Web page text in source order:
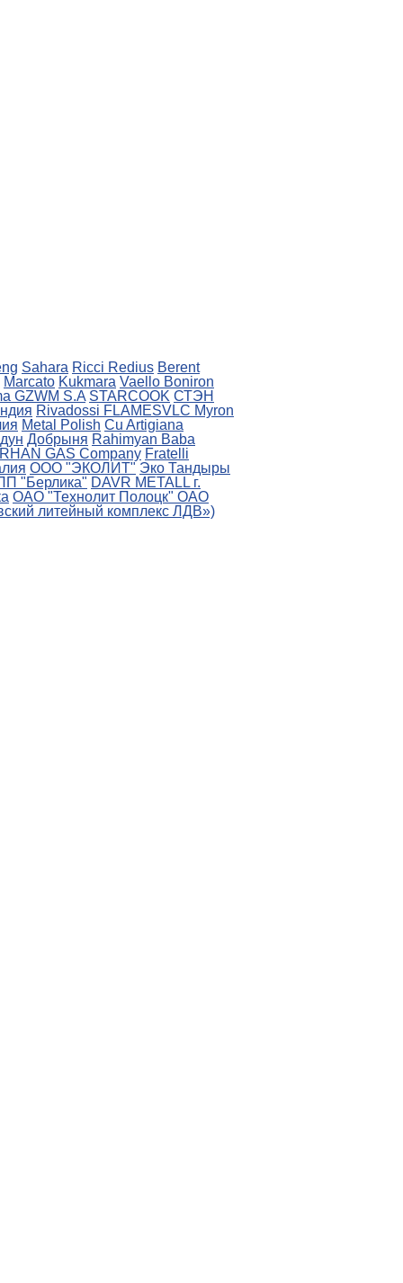
Sahara Ricci Redius Berent
Marcato Kukmara Vaello Boniron
GZWM S.A STARCOOK СТЭН
Rivadossi FLAMESVLC Myron
Metal Polish Cu Artigiana
Добрыня Rahimyan Baba
GAS Company Fratelli
ООО "ЭКОЛИТ" Эко Тандыры
"Берлика" DAVR METALL г.
ОАО "Технолит Полоцк" ОАО
литейный комплекс ЛДВ»)